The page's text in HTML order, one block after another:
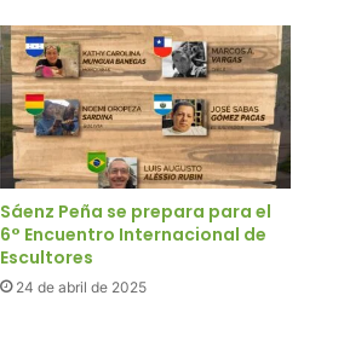
Sáenz Peña se prepara para el
6° Encuentro Internacional de
Escultores
24 de abril de 2025